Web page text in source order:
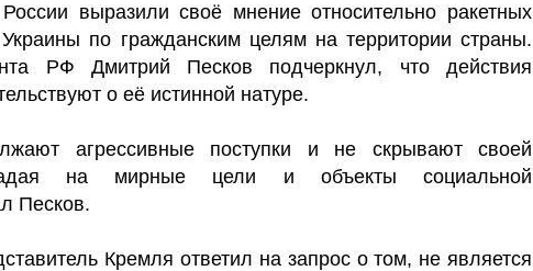
выразили своё мнение относительно ракетных
по гражданским целям на территории страны.
РФ Дмитрий Песков подчеркнул, что действия
о её истинной натуре.
агрессивные поступки и не скрывают своей
на мирные цели и объекты социальной
Песков.
Кремля ответил на запрос о том, не является